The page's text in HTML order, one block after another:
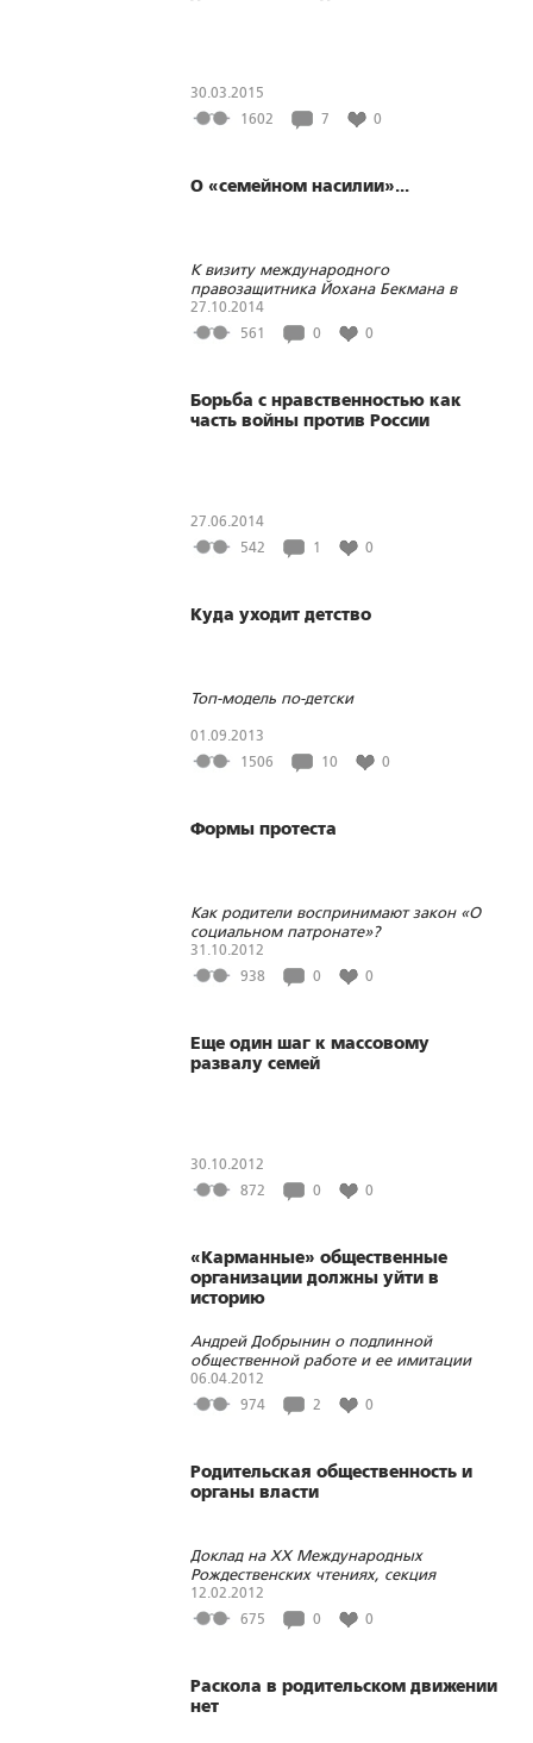
30.03.2015
1602
7 0
О «семейном насилии»...
К визиту международного
правозащитника Йохана Бекмана в
Тюмень
27.10.2014
561
0 0
Борьба с нравственностью как
часть войны против России
27.06.2014
542
1 0
Куда уходит детство
Топ-модель по-детски
01.09.2013
1506
10 0
Формы протеста
Как родители воспринимают закон «О
социальном патронате»?
31.10.2012
938
0 0
Еще один шаг к массовому
развалу семей
30.10.2012
872
0 0
«Карманные» общественные
организации должны уйти в
историю
Андрей Добрынин о подлинной
общественной работе и ее имитации
06.04.2012
974
2 0
Родительская общественность и
органы власти
Доклад на XX Международных
Рождественских чтениях, секция
«Родители в защиту традиционных
семейных ценностей»
12.02.2012
675
0 0
Раскола в родительском движении
нет